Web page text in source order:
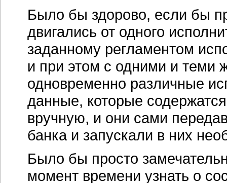
Было бы здорово, если бы
двигались от одного
заданному регламентом
и при этом с одними и теми
одновременно различные
данные, которые
вручную, и они сами
банка и запускали в них
Было бы просто
момент времени узнать о